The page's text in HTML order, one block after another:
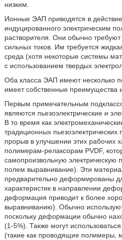
низким.
Ионные ЭАП приводятся в
индуцированного электрическим
растворителя. Они обычно
сильных токов. Им требуется
среда (хотя некоторые системы
с использованием твердых
Оба класса ЭАП имеют несколько
имеет собственные преимущества и
Первым примечательным
являются пьезоэлектрические и
В то время как
традиционных пьезоэлектрических
прорыв в улучшении этих рабочих
полимерам-релаксорам PVDF,
самопроизвольную
полем выравнивание). Эти
предварительно деформированы
характеристик в направлении
деформация приводит к более
выравниванию). Обычно
поскольку деформации обычно
(1-5%). Также могут
(такие как проводящие полимеры,